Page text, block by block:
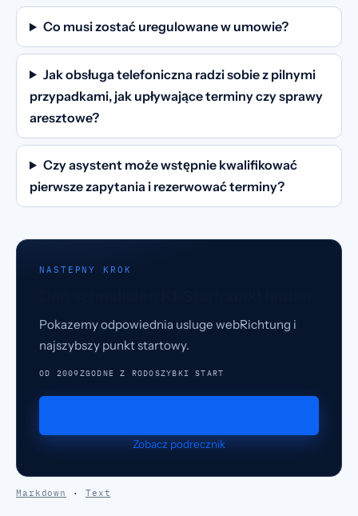
Co musi zostać uregulowane w umowie?
Jak obsługa telefoniczna radzi sobie z pilnymi
przypadkami, jak upływające terminy czy sprawy
aresztowe?
Czy asystent może wstępnie kwalifikować
pierwsze zapytania i rezerwować terminy?
NASTEPNY KROK
Pokazemy odpowiednia usluge webRichtung i
najszybszy punkt startowy.
OD 2009ZGODNE Z RODOSZYBKI START
Zobacz podrecznik
Markdown · Text